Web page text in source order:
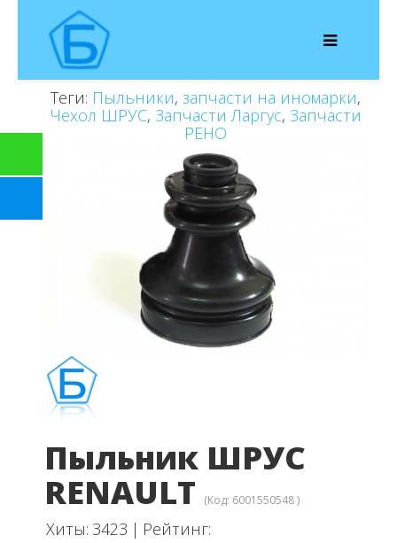
Теги: Пыльники, запчасти на иномарки,
Чехол ШРУС, Запчасти Ларгус, Запчасти
РЕНО
Пыльник ШРУС
RENAULT (Код: 6001550548)
Хиты: 3423 | Рейтинг: